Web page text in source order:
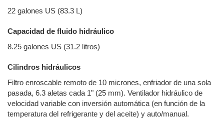
22 galones US (83.3 L)
Capacidad de fluido hidráulico
8.25 galones US (31.2 litros)
Cilindros hidráulicos
Filtro enroscable remoto de 10 micrones, enfriador de una sola
pasada, 6.3 aletas cada 1" (25 mm). Ventilador hidráulico de
velocidad variable con inversión automática (en función de la
temperatura del refrigerante y del aceite) y auto/manual.